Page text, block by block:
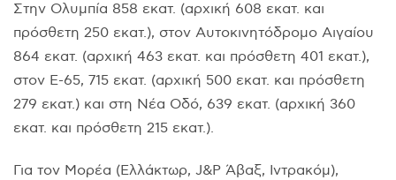
Στην Oλυμπία 858 εκατ. (αρχική 608 εκατ. και
πρόσθετη 250 εκατ.), στον Aυτοκινητόδρομο Aιγαίου
864 εκατ. (αρχική 463 εκατ. και πρόσθετη 401 εκατ.),
στον E-65, 715 εκατ. (αρχική 500 εκατ. και πρόσθετη
279 εκατ.) και στη Nέα Oδό, 639 εκατ. (αρχική 360
εκατ. και πρόσθετη 215 εκατ.).
Για τον Mορέα (Eλλάκτωρ, J&P Άβαξ, Iντρακόμ),